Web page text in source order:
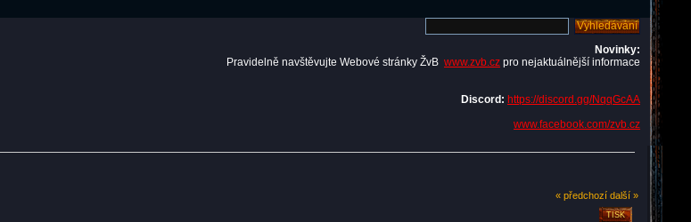
Novinky:
Pravidelně navštěvujte Webové stránky ŽvB www.zvb.cz pro nejaktuálnější informace
Discord: https://discord.gg/NqqGcAA
www.facebook.com/zvb.cz
« předchozí další »
TISK